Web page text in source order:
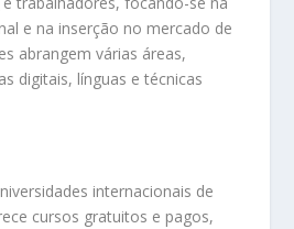
e na inserção no mercado de
abrangem várias áreas,
digitais, línguas e técnicas
internacionais de
cursos gratuitos e pagos,